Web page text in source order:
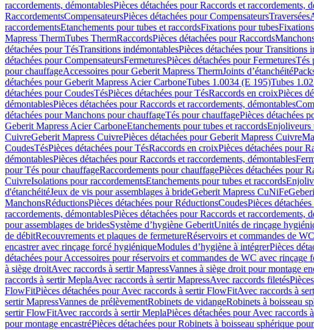
raccordements, démontablesPièces détachées pour Raccords et raccordements,
RaccordementsCompensateursPièces détachées pour CompensateursTraversées
raccordementsEtanchements pour tubes et raccordsFixations pour tubes
Mapress ThermTubes ThermRaccordsPièces détachées pour Raccords
détachées pour TésTransitions indémontablesPièces détachées pour Transitions
détachées pour CompensateursFermeturesPièces détachées pour FermeturesTés
pour chauffageAccessoires pour Geberit Mapress ThermJoints d’étanchéité
détachées pour Geberit Mapress Acier CarboneTubes 1.0034 (E 195)Tubes
détachées pour CoudesTésPièces détachées pour TésRaccords en croixPièces
démontablesPièces détachées pour Raccords et raccordements, démontables
détachées pour Manchons pour chauffageTés pour chauffagePièces détachées
Geberit Mapress Acier CarboneEtanchements pour tubes et raccordsEnjoliveurs
CuivreGeberit Mapress CuivrePièces détachées pour Geberit Mapress Cuivre
CoudesTésPièces détachées pour TésRaccords en croixPièces détachées pour
démontablesPièces détachées pour Raccords et raccordements, démontables
pour Tés pour chauffageRaccordements pour chauffagePièces détachées pour
CuivreIsolations pour raccordementsEtanchements pour tubes et raccords
d'étanchéitéJeux de vis pour assemblages à brideGeberit Mapress CuNiFe
ManchonsRéductionsPièces détachées pour RéductionsCoudesPièces
raccordements, démontablesPièces détachées pour Raccords et raccordements,
pour assemblages de bridesSystème d’hygiène GeberitUnités de rinçage
de débitRecouvrements et plaques de fermetureRéservoirs et commandes de
encastrer avec rinçage forcé hygiéniqueModules d’hygiène à intégrerPièces
détachées pour Accessoires pour réservoirs et commandes de WC avec rinçage
à siège droitAvec raccords à sertir MapressVannes à siège droit pour montage
raccords à sertir MeplaAvec raccords à sertir MapressAvec raccords filetés
FlowFitPièces détachées pour Avec raccords à sertir FlowFitAvec raccords à
sertir MapressVannes de prélèvementRobinets de vidangeRobinets à boisseau
sertir FlowFitAvec raccords à sertir MeplaPièces détachées pour Avec raccords
pour montage encastréPièces détachées pour Robinets à boisseau sphérique